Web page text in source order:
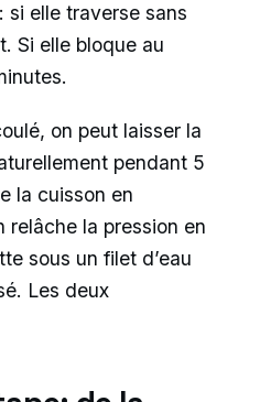
si elle traverse sans
Si elle bloque au
on peut laisser la
pendant 5
la cuisson en
relâche la pression en
sous un filet d’eau
Les deux